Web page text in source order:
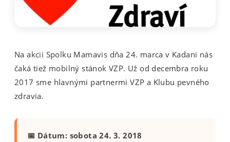
Na akcii Spolku Mamavis dňa 24. marca v Kadani nás
čaká tiež mobilný stánok VZP. Už od decembra roku
2017 sme hlavnými partnermi VZP a Klubu pevného
zdravia.
📅 Dátum: sobota 24. 3. 2018